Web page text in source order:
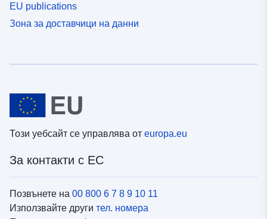
EU publications
Зона за доставчици на данни
Този уебсайт се управлява от europa.eu
За контакти с ЕС
Позвънете на 00 800 6 7 8 9 10 11
Използвайте други тел. номера